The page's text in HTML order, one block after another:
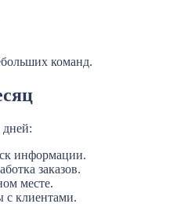
команд.
информации.
заказов.
месте.
с клиентами.